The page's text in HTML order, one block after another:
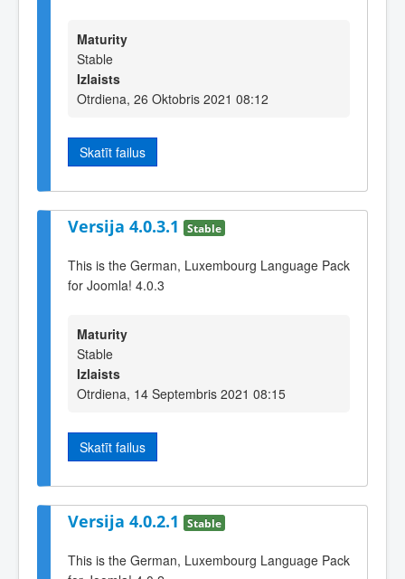
Maturity
Stable
Izlaists
Otrdiena, 26 Oktobris 2021 08:12
Skatīt failus
Versija 4.0.3.1 Stable
This is the German, Luxembourg Language Pack
for Joomla! 4.0.3
Maturity
Stable
Izlaists
Otrdiena, 14 Septembris 2021 08:15
Skatīt failus
Versija 4.0.2.1 Stable
This is the German, Luxembourg Language Pack